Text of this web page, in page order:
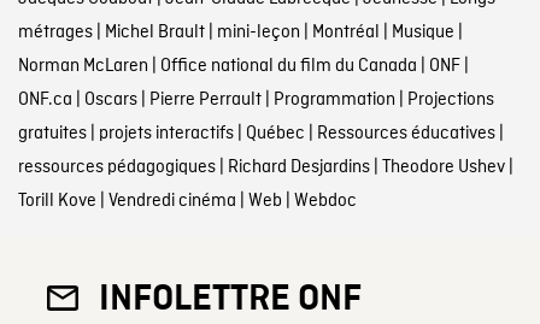
métrages| Michel Brault| mini-leçon | Montréal | Musique |
Norman McLaren | Office national du film du Canada | ONF|
ONF.ca | Oscars| Pierre Perrault| Programmation | Projections
gratuites| projets interactifs| Québec | Ressources éducatives|
ressources pédagogiques| Richard Desjardins| Theodore Ushev|
Torill Kove | Vendredi cinéma | Web | Webdoc
INFOLETTRE ONF